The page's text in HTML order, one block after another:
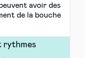
avoir des
de la bouche